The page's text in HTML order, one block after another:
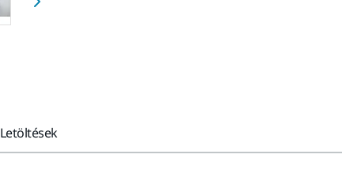
Letöltések